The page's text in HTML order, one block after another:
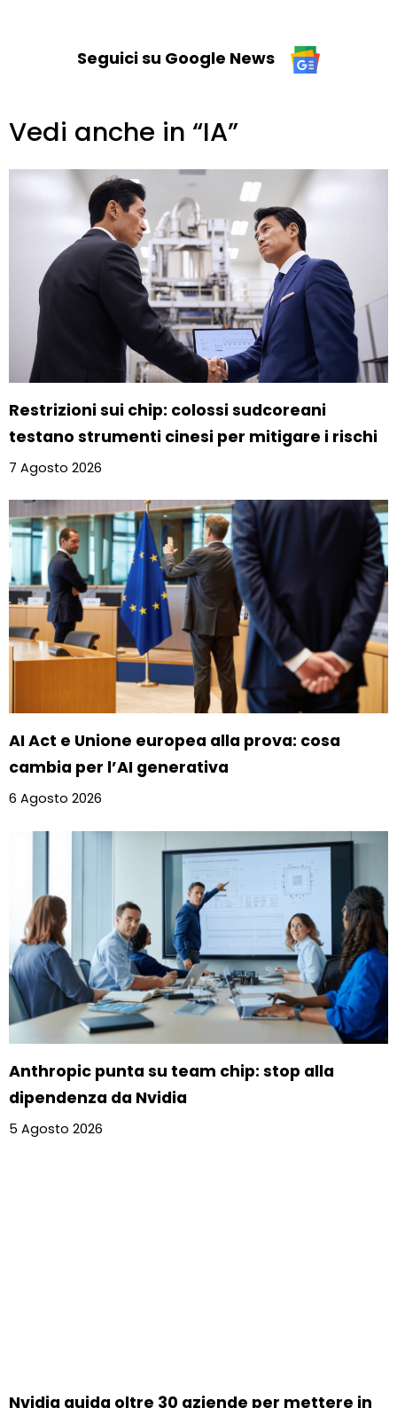
Seguici su Google News
Vedi anche in “IA”
Restrizioni sui chip: colossi sudcoreani
testano strumenti cinesi per mitigare i rischi
7 Agosto 2026
AI Act e Unione europea alla prova: cosa
cambia per l’AI generativa
6 Agosto 2026
Anthropic punta su team chip: stop alla
dipendenza da Nvidia
5 Agosto 2026
Nvidia guida oltre 30 aziende per mettere in